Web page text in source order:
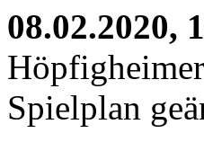
08.02.2020,
Spielplan